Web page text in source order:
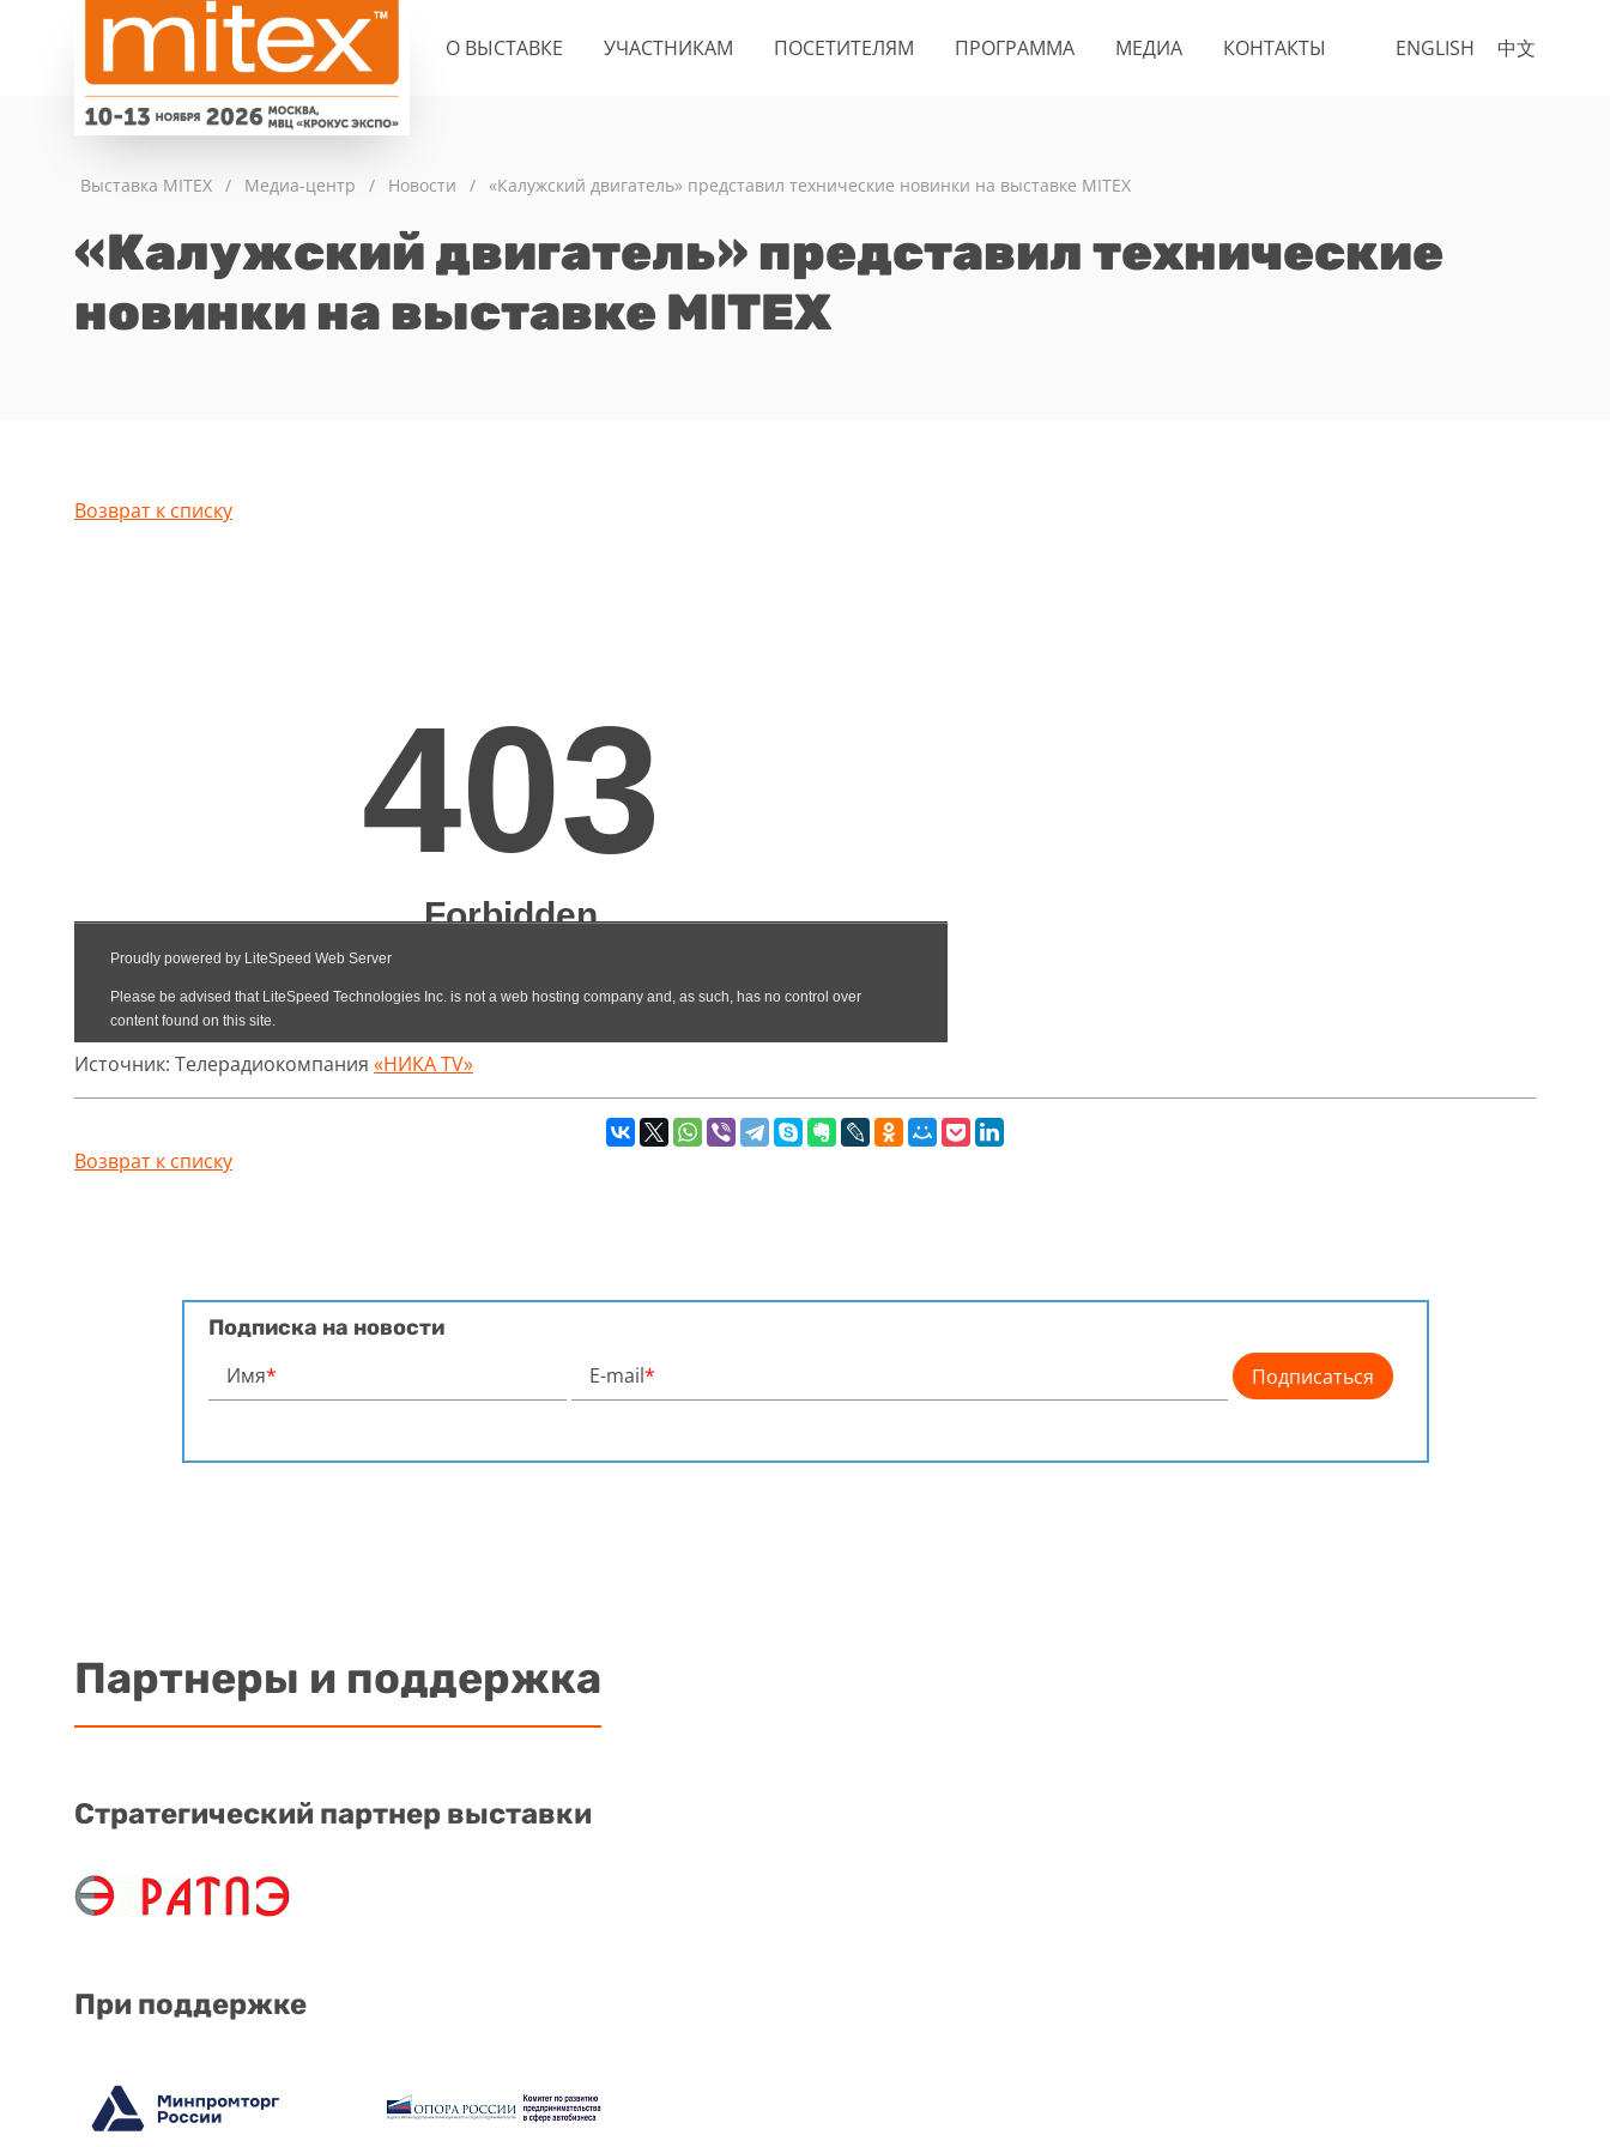
ENGLISH 中文
О ВЫСТАВКЕ УЧАСТНИКАМ ПОСЕТИТЕЛЯМ ПРОГРАММА МЕДИА КОНТАКТЫ
Выставка MITEX / Медиа-центр / Новости / «Калужский двигатель» представил технические новинки на выставке MITEX
«Калужский двигатель» представил технические
новинки на выставке MITEX
Возврат к списку
Источник: Телерадиокомпания «НИКА TV»
Возврат к списку
Подписка на новости
Имя* E-mail*
Партнеры и поддержка
Стратегический партнер выставки
При поддержке